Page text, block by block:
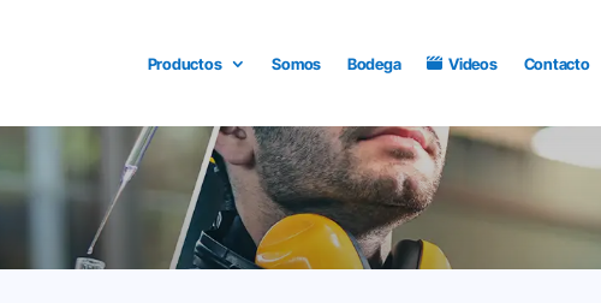
Productos Somos Bodega Videos Contacto